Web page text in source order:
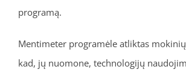
programą.
Mentimeter programėle atliktas
kad, jų nuomone, technologijų